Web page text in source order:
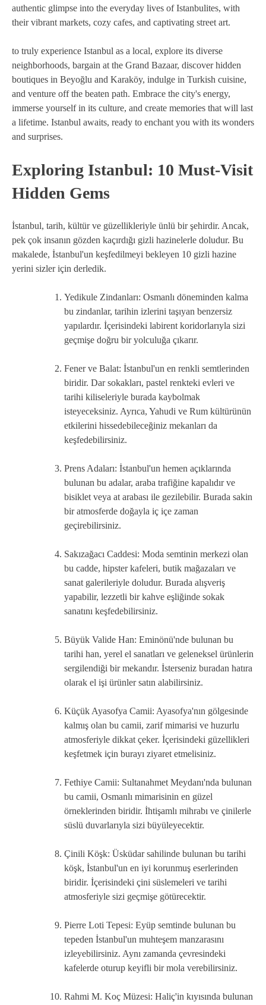
authentic glimpse into the everyday lives of Istanbulites, with
their vibrant markets, cozy cafes, and captivating street art.
to truly experience Istanbul as a local, explore its diverse
neighborhoods, bargain at the Grand Bazaar, discover hidden
boutiques in Beyoğlu and Karaköy, indulge in Turkish cuisine,
and venture off the beaten path. Embrace the city's energy,
immerse yourself in its culture, and create memories that will last
a lifetime. Istanbul awaits, ready to enchant you with its wonders
and surprises.
Exploring Istanbul: 10 Must-Visit
Hidden Gems
İstanbul, tarih, kültür ve güzellikleriyle ünlü bir şehirdir. Ancak,
pek çok insanın gözden kaçırdığı gizli hazinelerle doludur. Bu
makalede, İstanbul'un keşfedilmeyi bekleyen 10 gizli hazine
yerini sizler için derledik.
Yedikule Zindanları: Osmanlı döneminden kalma
bu zindanlar, tarihin izlerini taşıyan benzersiz
yapılardır. İçerisindeki labirent koridorlarıyla sizi
geçmişe doğru bir yolculuğa çıkarır.
Fener ve Balat: İstanbul'un en renkli semtlerinden
biridir. Dar sokakları, pastel renkteki evleri ve
tarihi kiliseleriyle burada kaybolmak
isteyeceksiniz. Ayrıca, Yahudi ve Rum kültürünün
etkilerini hissedebileceğiniz mekanları da
keşfedebilirsiniz.
Prens Adaları: İstanbul'un hemen açıklarında
bulunan bu adalar, araba trafiğine kapalıdır ve
bisiklet veya at arabası ile gezilebilir. Burada sakin
bir atmosferde doğayla iç içe zaman
geçirebilirsiniz.
Sakızağacı Caddesi: Moda semtinin merkezi olan
bu cadde, hipster kafeleri, butik mağazaları ve
sanat galerileriyle doludur. Burada alışveriş
yapabilir, lezzetli bir kahve eşliğinde sokak
sanatını keşfedebilirsiniz.
Büyük Valide Han: Eminönü'nde bulunan bu
tarihi han, yerel el sanatları ve geleneksel ürünlerin
sergilendiği bir mekandır. İsterseniz buradan hatıra
olarak el işi ürünler satın alabilirsiniz.
Küçük Ayasofya Camii: Ayasofya'nın gölgesinde
kalmış olan bu camii, zarif mimarisi ve huzurlu
atmosferiyle dikkat çeker. İçerisindeki güzellikleri
keşfetmek için burayı ziyaret etmelisiniz.
Fethiye Camii: Sultanahmet Meydanı'nda bulunan
bu camii, Osmanlı mimarisinin en güzel
örneklerinden biridir. İhtişamlı mihrabı ve çinilerle
süslü duvarlarıyla sizi büyüleyecektir.
Çinili Köşk: Üsküdar sahilinde bulunan bu tarihi
köşk, İstanbul'un en iyi korunmuş eserlerinden
biridir. İçerisindeki çini süslemeleri ve tarihi
atmosferiyle sizi geçmişe götürecektir.
Pierre Loti Tepesi: Eyüp semtinde bulunan bu
tepeden İstanbul'un muhteşem manzarasını
izleyebilirsiniz. Aynı zamanda çevresindeki
kafelerde oturup keyifli bir mola verebilirsiniz.
Rahmi M. Koç Müzesi: Haliç'in kıyısında bulunan